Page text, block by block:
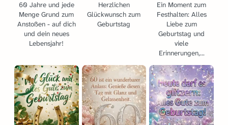
60 Jahre und jede
Menge Grund zum
Anstoßen - auf dich
und dein neues
Lebensjahr!
Herzlichen
Glückwunsch zum
Geburtstag
Ein Moment zum
Festhalten: Alles
Liebe zum
Geburtstag und
viele
Erinnerungen,...